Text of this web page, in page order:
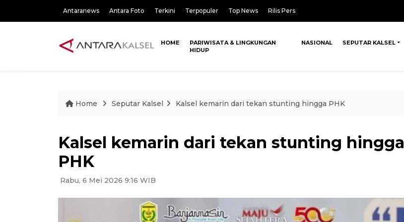
Antaranews Antara Foto Terkini Terpopuler Top News Rilis Pers
HOME
PARIWISATA & LINGKUNGAN
HIDUP
NASIONAL SEPUTAR KALSEL
Home Seputar Kalsel Kalsel kemarin dari tekan stunting hingga PHK
Kalsel kemarin dari tekan stunting hingga
PHK
Rabu, 6 Mei 2026 9:16 WIB